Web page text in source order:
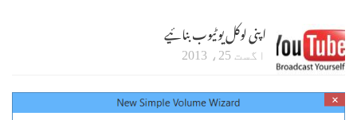
اپنی لوکل یوٹیوب بنائیے
اگست 25، 2013